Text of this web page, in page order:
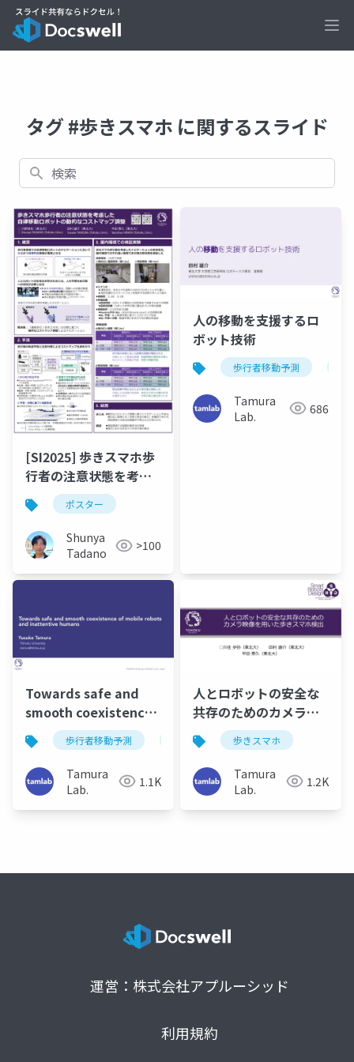
タグ #歩きスマホ に関するスライド
検索
[SI2025] 歩きスマホ歩
行者の注意状態を考慮
した自律移動ロボット
の動的なコストマップ
調整
ポスター
Shunya
Tadano
>100
人の移動を支援するロ
ボット技術
歩行者移動予測
Tamura
Lab.
686
Towards safe and
smooth coexistence
of mobile robots and
inattentive humans
(PNARUDE Workshop
at IROS2022)
歩行者移動予測 歩きスマホ 視覚的注意
Tamura
Lab.
1.1K
人とロボットの安全な
共存のためのカメラ映
像を用いた歩きスマホ
検出（SI2021）
歩きスマホ
Tamura
Lab.
1.2K
運営：株式会社アプルーシッド
利用規約